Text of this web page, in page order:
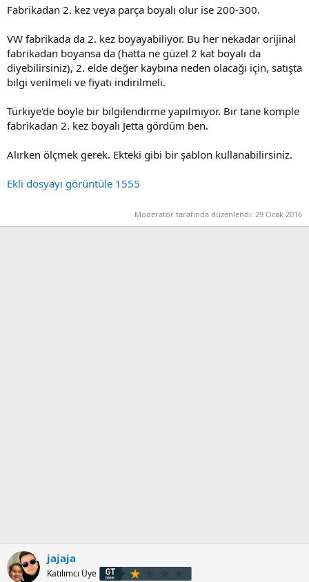
Fabrikadan 2. kez veya parça boyalı olur ise 200-300.
VW fabrikada da 2. kez boyayabiliyor. Bu her nekadar orijinal
fabrikadan boyansa da (hatta ne güzel 2 kat boyalı da
diyebilirsiniz), 2. elde değer kaybına neden olacağı için, satışta
bilgi verilmeli ve fiyatı indirilmeli.
Türkiye'de böyle bir bilgilendirme yapılmıyor. Bir tane komple
fabrikadan 2. kez boyalı Jetta gördüm ben.
Alırken ölçmek gerek. Ekteki gibi bir şablon kullanabilirsiniz.
Ekli dosyayı görüntüle 1555
Moderatör tarafında düzenlendi: 29 Ocak 2016
jajaja
Katılımcı Üye